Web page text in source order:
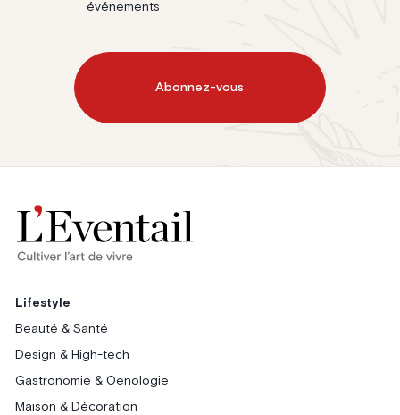
événements
Abonnez-vous
Lifestyle
Beauté & Santé
Design & High-tech
Gastronomie & Oenologie
Maison & Décoration